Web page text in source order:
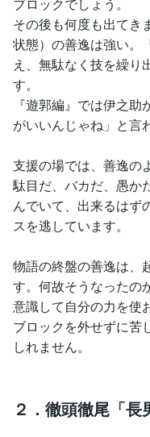
その後も何度も出てき
状態）の善逸は強い。
え、無駄なく技を繰り
す。
『遊郭編』では伊之
がいいんじゃね」と言
支援の場では、善逸の
駄目だ、バカだ、愚か
んでいて、出来るはず
スを逃しています。
物語の終盤の善逸は、
す。何故そうなったの
意識して自分の力を使
ブロックを外せずに苦
しれません。
２．徹頭徹尾「